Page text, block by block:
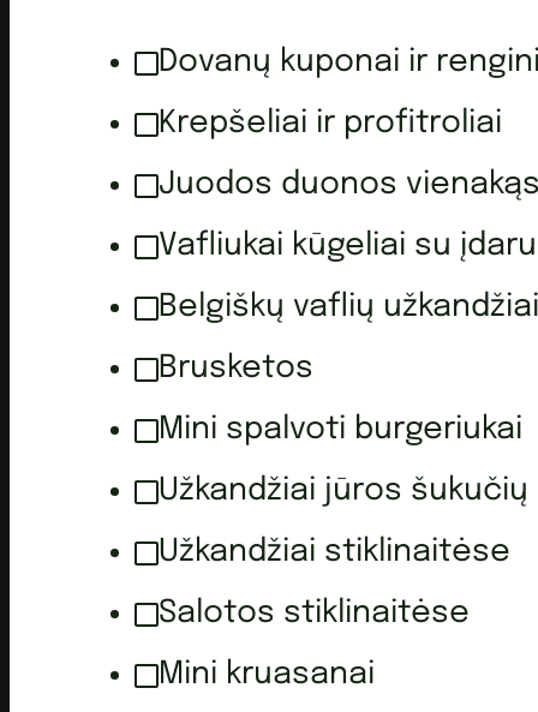
Dovanų kuponai ir
Krepšeliai ir profitroliai
Juodos duonos
Vafliukai kūgeliai su įdaru
Belgiškų vaflių užkandžiai
Brusketos
Mini spalvoti burgeriukai
Užkandžiai jūros
Užkandžiai stiklinaitėse
Salotos stiklinaitėse
Mini kruasanai